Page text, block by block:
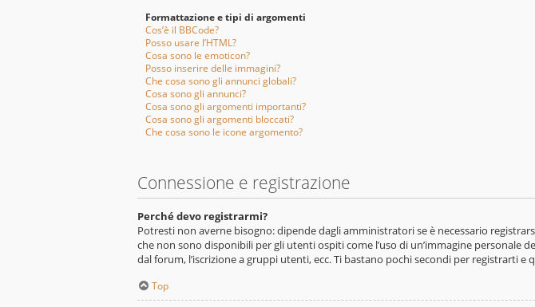
Formattazione e tipi di argomenti
Cos’è il BBCode?
Posso usare l’HTML?
Cosa sono le emoticon?
Posso inserire delle immagini?
Che cosa sono gli annunci globali?
Cosa sono gli annunci?
Cosa sono gli argomenti importanti?
Cosa sono gli argomenti bloccati?
Che cosa sono le icone argomento?
Connessione e registrazione
Perché devo registrarmi?
Potresti non averne bisogno: dipende dagli amministratori se è necessario
che non sono disponibili per gli utenti ospiti come l’uso di un’immagine personale
dal forum, l’iscrizione a gruppi utenti, ecc. Ti bastano pochi secondi per registrarti
Top